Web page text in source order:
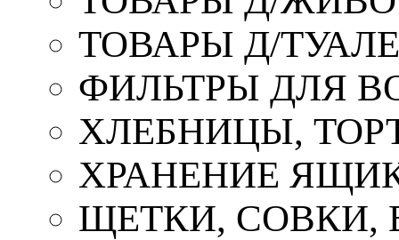
ТОВАРЫ Д/
ФИЛЬТРЫ ДЛЯ
ХЛЕБНИЦЫ,
ХРАНЕНИЕ
ЩЕТКИ, СОВКИ,